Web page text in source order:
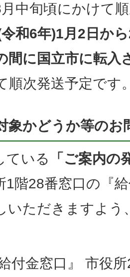
月中旬頃にかけて
和6年)1月2日か
間に国立市に転入
順次発送予定です
象かどうか等のお
ている
「ご案内の
1階28番窓口の『
いただきますよう
金窓口』 市役所